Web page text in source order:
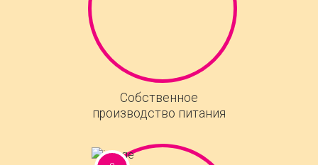
Собственное
производство питания